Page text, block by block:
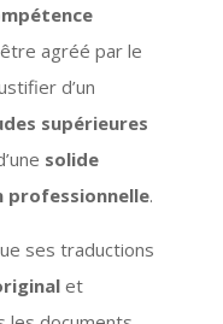
agréé par le
d’un
supérieures
solide
professionnelle.
ses traductions
et